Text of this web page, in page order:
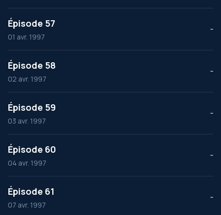
Épisode 57
01 avr. 1997
--
Épisode 58
02 avr. 1997
--
Épisode 59
03 avr. 1997
--
Épisode 60
04 avr. 1997
--
Épisode 61
07 avr. 1997
--